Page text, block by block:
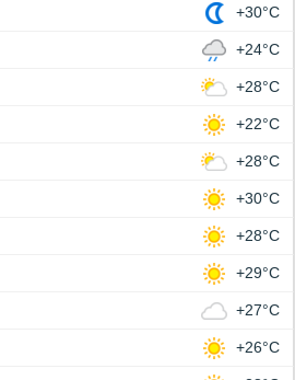
+30°C
+24°C
+28°C
+22°C
+28°C
+30°C
+28°C
+29°C
+27°C
+26°C